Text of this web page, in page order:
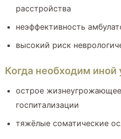
расстройства
неэффективность
высокий риск
Когда необходим
острое
госпитализации
тяжёлые соматические